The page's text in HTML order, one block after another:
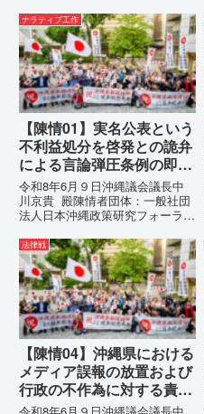
（EMRIP）の各会合において行
われた、沖縄・琉球の先住民族指
定、PFAS（有機フッ素化合物）
問題、米軍基地、伝統文化（...
ナラティブ工作
【陳情01】実名公表という
不利益処分を啓発との詭弁
による言論弾圧条例の即時
運用停止を求める陳情
令和8年6月９日沖縄議会議長中
川京貴 殿陳情者団体：一般社団
法人日本沖縄政策研究フォーラム
所：沖縄県那覇市電 話：
080- 実名公表という不利益処分
を啓発との詭弁による言論弾圧条
例の即時運用停止を求める陳情
1...
法律戦
【陳情04】沖縄県における
メディア誤報の放置および
行政の不作為に対する責任
追及と再発防止策を求める